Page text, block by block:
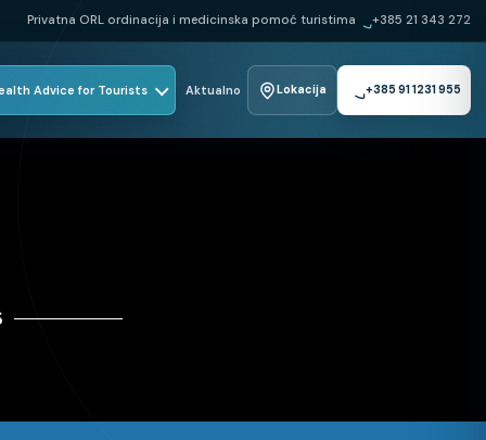
Privatna ORL ordinacija i medicinska pomoć turistima +385 21 343 272
Advice for Tourists Aktualno Lokacija +385 91 1231 955